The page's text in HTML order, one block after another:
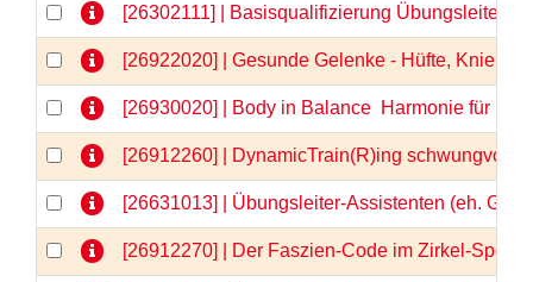
[26302111] | Basisqualifizierung Übungsleiter-
[26922020] | Gesunde Gelenke - Hüfte, Knie &
[26930020] | Body in Balance  Harmonie für
[26912260] | DynamicTrain(R)ing
[26631013] | Übungsleiter-Assistenten (eh.
[26912270] | Der Faszien-Code im Zirkel-